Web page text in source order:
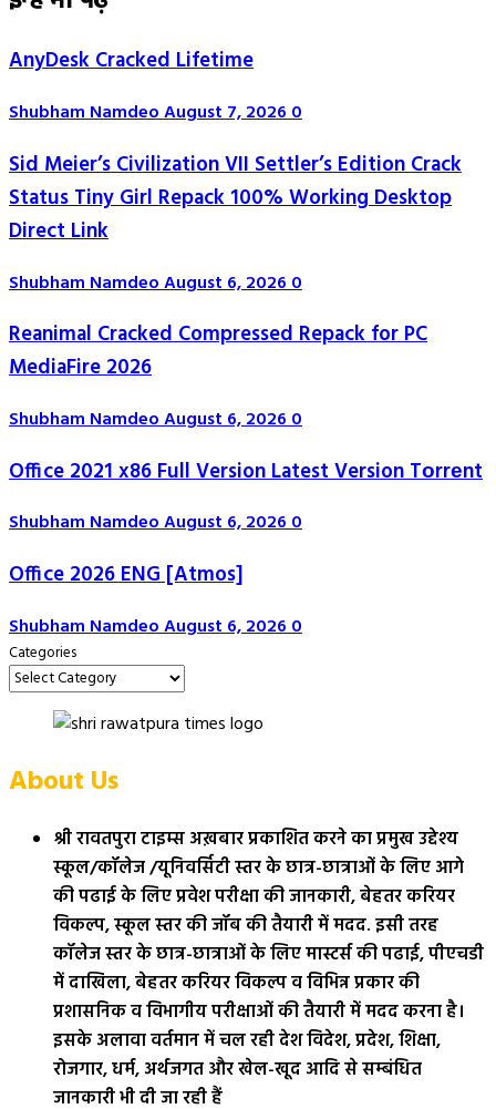
AnyDesk Cracked Lifetime
Shubham NamdeoAugust 7, 20260
Sid Meier’s Civilization VII Settler’s Edition Crack
Status Tiny Girl Repack 100% Working Desktop
Direct Link
Shubham NamdeoAugust 6, 20260
Reanimal Cracked Compressed Repack for PC
MediaFire 2026
Shubham NamdeoAugust 6, 20260
Office 2021 x86 Full Version Latest Version Tоrrеnt
Shubham NamdeoAugust 6, 20260
Office 2026 ENG [Atmos]
Shubham NamdeoAugust 6, 20260
Categories
About Us
श्री रावतपुरा टाइम्स अख़बार प्रकाशित करने का प्रमुख उद्देश्य
स्कूल/कॉलेज /यूनिवर्सिटी स्तर के छात्र-छात्राओं के लिए आगे
की पढाई के लिए प्रवेश परीक्षा की जानकारी, बेहतर करियर
विकल्प, स्कूल स्तर की जॉब की तैयारी में मदद. इसी तरह
कॉलेज स्तर के छात्र-छात्राओं के लिए मास्टर्स की पढाई, पीएचडी
में दाखिला, बेहतर करियर विकल्प व विभिन्न प्रकार की
प्रशासनिक व विभागीय परीक्षाओं की तैयारी में मदद करना है।
इसके अलावा वर्तमान में चल रही देश विदेश, प्रदेश, शिक्षा,
रोजगार, धर्म, अर्थजगत और खेल-खूद आदि से सम्बंधित
जानकारी भी दी जा रही हैं